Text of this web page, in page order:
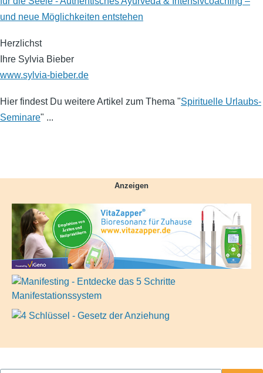
und neue Möglichkeiten entstehen
Herzlichst
Ihre Sylvia Bieber
www.sylvia-bieber.de
Hier findest Du weitere Artikel zum Thema "Spirituelle Urlaubs-
Seminare" ...
Anzeigen